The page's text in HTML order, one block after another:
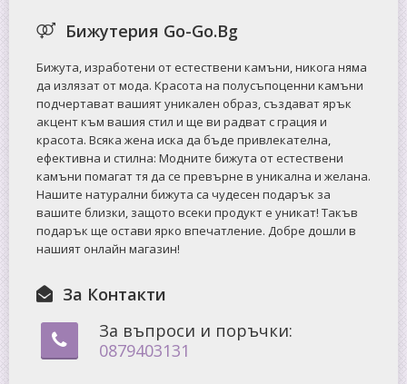
Бижутерия Go-Go.Bg
Бижута, изработени от естествени камъни, никога няма
да излязат от мода. Красота на полусъпоценни камъни
подчертават вашият уникален образ, създават ярък
акцент към вашия стил и ще ви радват с грация и
красота. Всяка жена иска да бъде привлекателна,
ефективна и стилна: Mодните бижута от естествени
камъни помагат тя да се превърне в уникална и желана.
Нашите натурални бижута са чудесен подарък за
вашите близки, защото всеки продукт е уникат! Такъв
подарък ще остави ярко впечатление. Добре дошли в
нашият онлайн магазин!
За Контакти
За въпроси и поръчки:
0879403131